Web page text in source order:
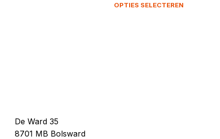
OPTIES SELECTEREN
De Ward 35
8701 MB Bolsward